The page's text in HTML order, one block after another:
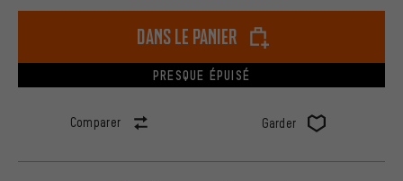
dans le panier
PRESQUE ÉPUISÉ
Comparer Garder